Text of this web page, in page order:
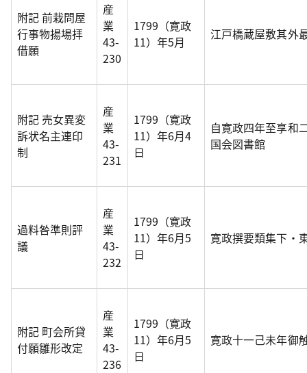
附記 前栽問屋
行事物揚場拝
借願
産
業
43-
230
1799（寛政
11）年5月
江戸橋蔵屋敷其外
附記 売女異変
訴状名主連印
制
産
業
43-
231
1799（寛政
11）年6月4
日
自寛政四年至享和
国会図書館
過料咎準則評
議
産
業
43-
232
1799（寛政
11）年6月5
日
寛政撰要類集下・
附記 町会所貸
付願雛形改定
産
業
43-
236
1799（寛政
11）年6月5
日
寛政十一己未年御